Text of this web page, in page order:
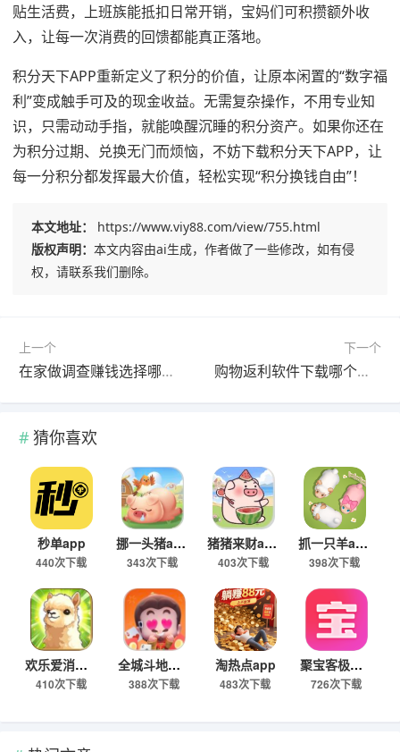
贴生活费，上班族能抵扣日常开销，宝妈们可积攒额外收
入，让每一次消费的回馈都能真正落地。
积分天下APP重新定义了积分的价值，让原本闲置的“数字福
利”变成触手可及的现金收益。无需复杂操作，不用专业知
识，只需动动手指，就能唤醒沉睡的积分资产。如果你还在
为积分过期、兑换无门而烦恼，不妨下载积分天下APP，让
每一分积分都发挥最大价值，轻松实现“积分换钱自由”！
本文地址：
https://www.viy88.com/view/755.html
版权声明： 本文内容由ai生成，作者做了一些修改，如有侵
权，请联系我们删除。
上一个
在家做调查赚钱选择哪个平台好？这三个软件都非常不错
下一个
购物返利软件下载哪个好？2025购物返佣最高的app分享
猜你喜欢
秒单app
440次下载
挪一头猪app
343次下载
猪猪来财app
403次下载
抓一只羊app
398次下载
欢乐爱消消app
410次下载
全城斗地主app
388次下载
淘热点app
483次下载
聚宝客极速版
726次下载